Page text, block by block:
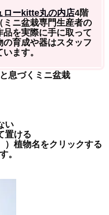
ローkitte丸の内店4階
ニ盆栽専門生産者の
品を実際に手に取って
育成や器はスタッフ
ます。
息づくミニ盆栽
い
置ける
植物名をクリックする
。